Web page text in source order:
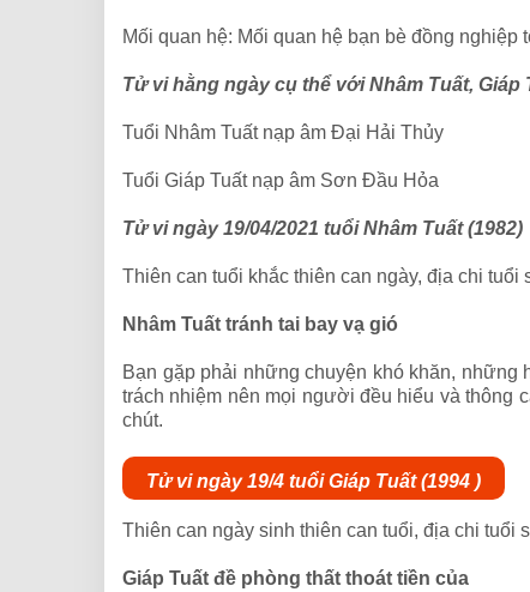
Mối quan hệ: Mối quan hệ bạn bè đồng nghiệp
Tử vi hằng ngày cụ thể với Nhâm Tuất, Giáp
Tuổi Nhâm Tuất nạp âm Đại Hải Thủy
Tuổi Giáp Tuất nạp âm Sơn Đầu Hỏa
Tử vi ngày 19/04/2021 tuổi Nhâm Tuất (1982)
Thiên can tuổi khắc thiên can ngày, địa chi
Nhâm Tuất tránh tai bay vạ gió
Bạn gặp phải những chuyện khó khăn,
trách nhiệm nên mọi người đều hiểu và thông
chút.
Tử vi ngày 19/4 tuổi Giáp Tuất (1994 )
Thiên can ngày sinh thiên can tuổi, địa chi tuổi
Giáp Tuất đề phòng thất thoát tiền của